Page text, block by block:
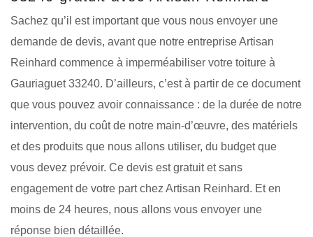
Sachez qu’il est important que vous nous envoyer une
demande de devis, avant que notre entreprise Artisan
Reinhard commence à imperméabiliser votre toiture à
Gauriaguet 33240. D’ailleurs, c’est à partir de ce document
que vous pouvez avoir connaissance : de la durée de notre
intervention, du coût de notre main-d’œuvre, des matériels
et des produits que nous allons utiliser, du budget que
vous devez prévoir. Ce devis est gratuit et sans
engagement de votre part chez Artisan Reinhard. Et en
moins de 24 heures, nous allons vous envoyer une
réponse bien détaillée.